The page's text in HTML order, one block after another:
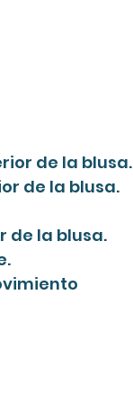
de la blusa.
de la blusa.
de la blusa.